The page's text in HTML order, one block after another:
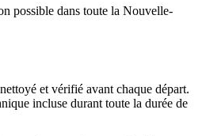
possible dans toute la Nouvelle-
et vérifié avant chaque départ.
incluse durant toute la durée de